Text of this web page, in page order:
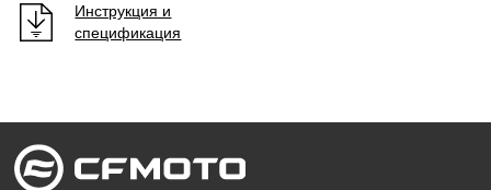
Инструкция и
спецификация